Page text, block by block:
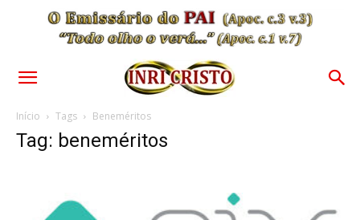
Início Tags Beneméritos
Tag: beneméritos